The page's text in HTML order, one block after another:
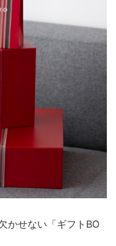
かせない「ギフトBO